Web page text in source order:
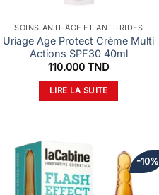
SOINS ANTI-ÂGE ET ANTI-RIDES
Uriage Age Protect Crème Multi
Actions SPF30 40ml
110.000TND
LIRE LA SUITE
-10%